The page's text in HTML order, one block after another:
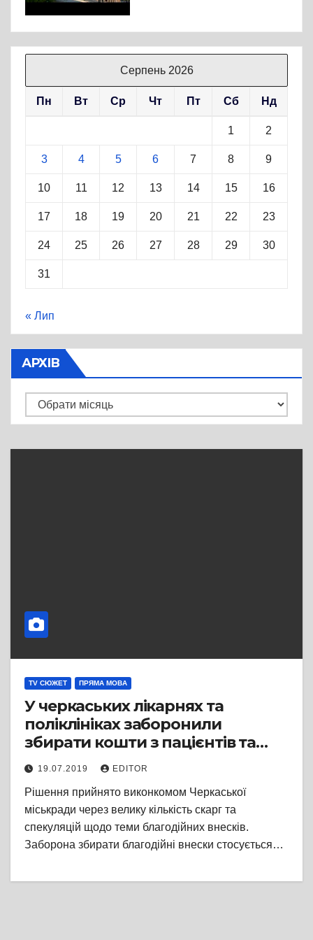
Серпень 2026
Пн Вт Ср Чт Пт Сб Нд
1 2
3 4 5 6 7 8 9
10 11 12 13 14 15 16
17 18 19 20 21 22 23
24 25 26 27 28 29 30
31
« Лип
АРХІВ
Архів
TV СЮЖЕТ ПРЯМА МОВА
У черкаських лікарнях та
поліклініках заборонили
збирати кошти з пацієнтів та
членів їхніх родин
19.07.2019 EDITOR
Рішення прийнято виконкомом Черкаської
міськради через велику кількість скарг та
спекуляцій щодо теми благодійних внесків.
Заборона збирати благодійні внески стосується…